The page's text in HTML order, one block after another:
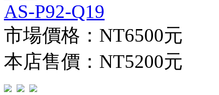
AS-P92-Q19
市場價格： NT6500元
本店售價： NT5200元